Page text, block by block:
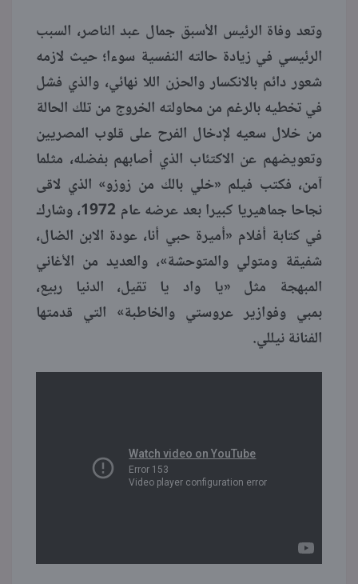
وتعد وفاة الرئيس الأسبق جمال عبد الناصر، السبب
الرئيسي في زيادة حالته النفسية سوءا؛ حيث لازمه
شعور دائم بالانكسار والحزن اللا نهائي، والذي فشل
في تخطيه بالرغم من محاولته الخروج من تلك الحالة
من خلال سعيه لإدخال الفرح على قلوب المصريين
وتعويضهم عن الاكتئاب الذي أصابهم بفضله، مثلما
آمن، فكتب فيلم «خلي بالك من زوزو» الذي لاقى
نجاحا جماهيريا كبيرا بعد عرضه عام 1972، وشارك
في كتابة أفلام «أميرة حبي أنا، عودة الابن الضال،
شفيقة ومتولي والمتوحشة»، والعديد من الأغاني
المبهجة مثل «يا واد يا تقيل، الدنيا ربيع،
بمبي وفوازير عروستي والخاطبة» التي قدمتها
الفنانة نيللي.